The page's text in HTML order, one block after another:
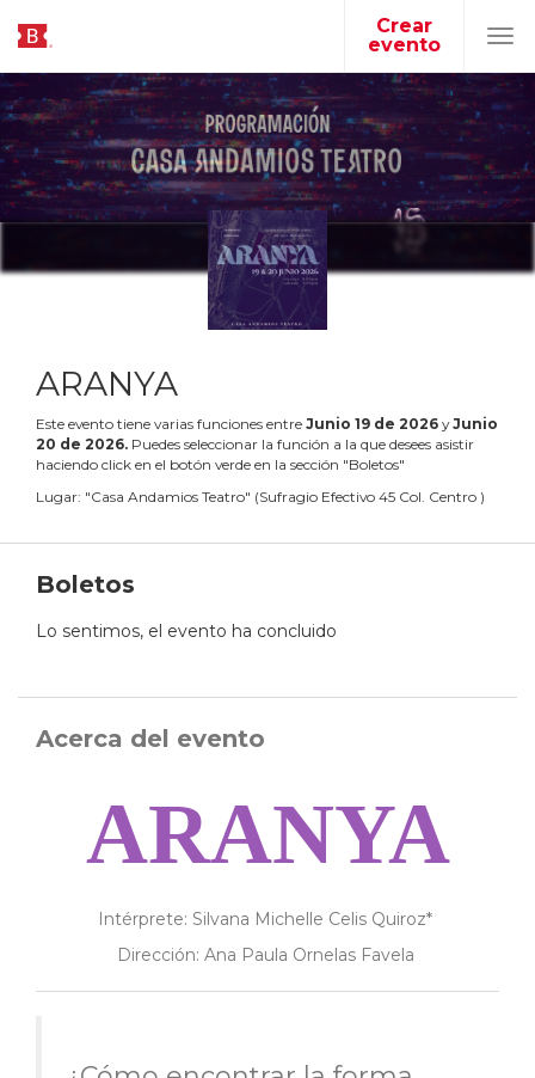
Crear
evento
ARANYA
Este evento tiene varias funciones entre Junio 19 de 2026 yJunio
20 de 2026. Puedes seleccionar la función a la que desees asistir
haciendo click en el botón verde en la sección "Boletos"
Lugar: "Casa Andamios Teatro" (Sufragio Efectivo 45 Col. Centro )
Boletos
Lo sentimos, el evento ha concluido
Acerca del evento
ARANYA
Intérprete: Silvana Michelle Celis Quiroz*
Dirección: Ana Paula Ornelas Favela